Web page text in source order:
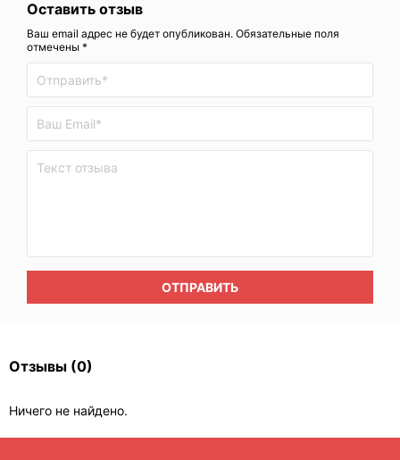
Оставить отзыв
Ваш email адрес не будет опубликован. Обязательные поля
отмечены *
ОТПРАВИТЬ
Отзывы (0)
Ничего не найдено.